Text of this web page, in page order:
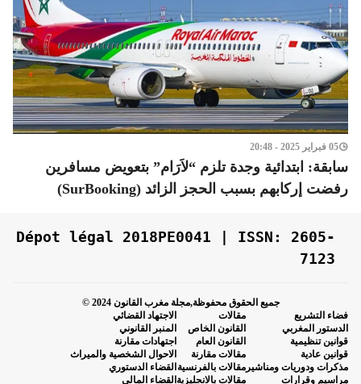
05 فبراير 2025 - 20:48
سابقة: ابتدائية وجدة تلزم “لاَرَام” بتعويض مسافرين
رفضت إركابهم بسبب الحجز الزائد (SurBooking)
Dépot légal 2018PE0041 | ISSN: 2605-
7123
جميع الحقوق محفوظة,مجلة مغرب القانون 2024 ©
فضاء التشريع
الدستور المغربي
قوانين تنظيمية
قوانين عادية
مذكرات ودوريات ومناشير
مراسيم وقرارات
مقالات
القانون الخاص
القانون العام
مقالات مقارنة
مقالات بالفرنسية
مقالات بالانجليزية
الاجتهاد القضائي
المنبر القانوني
اجتهادات مقارنة
الاحوال الشخصية والميراث
القضاء الدستوري
القضاء المالي